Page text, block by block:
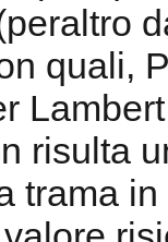
quali,
risulta
trama